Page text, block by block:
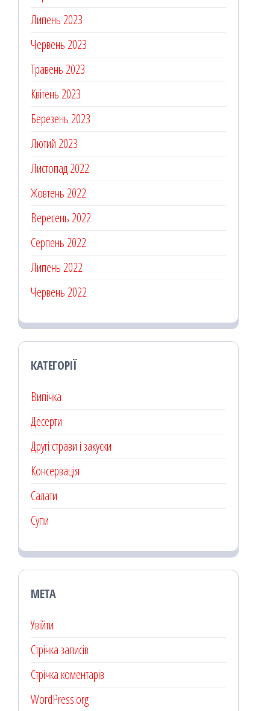
Липень 2023
Червень 2023
Травень 2023
Квітень 2023
Березень 2023
Лютий 2023
Листопад 2022
Жовтень 2022
Вересень 2022
Серпень 2022
Липень 2022
Червень 2022
КАТЕГОРІЇ
Випічка
Десерти
Другі страви і закуски
Консервація
Салати
Супи
МЕТА
Увійти
Стрічка записів
Стрічка коментарів
WordPress.org